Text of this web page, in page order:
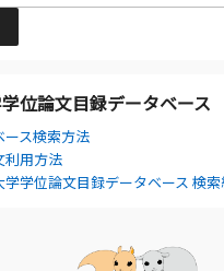
位論文目録データベース
ース検索方法
利用方法
学学位論文目録データベース 検